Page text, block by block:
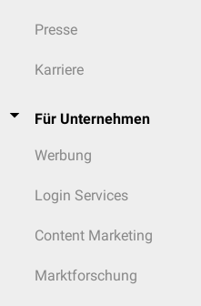
Presse
Karriere
Für Unternehmen
Werbung
Login Services
Content Marketing
Marktforschung